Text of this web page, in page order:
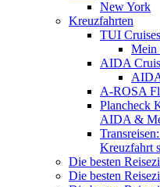
New York
Kreuzfahrten
TUI
Mein
AIDA
A-ROSA
Plancheck
AIDA &
Kreuzfahrt
Die besten
Die besten